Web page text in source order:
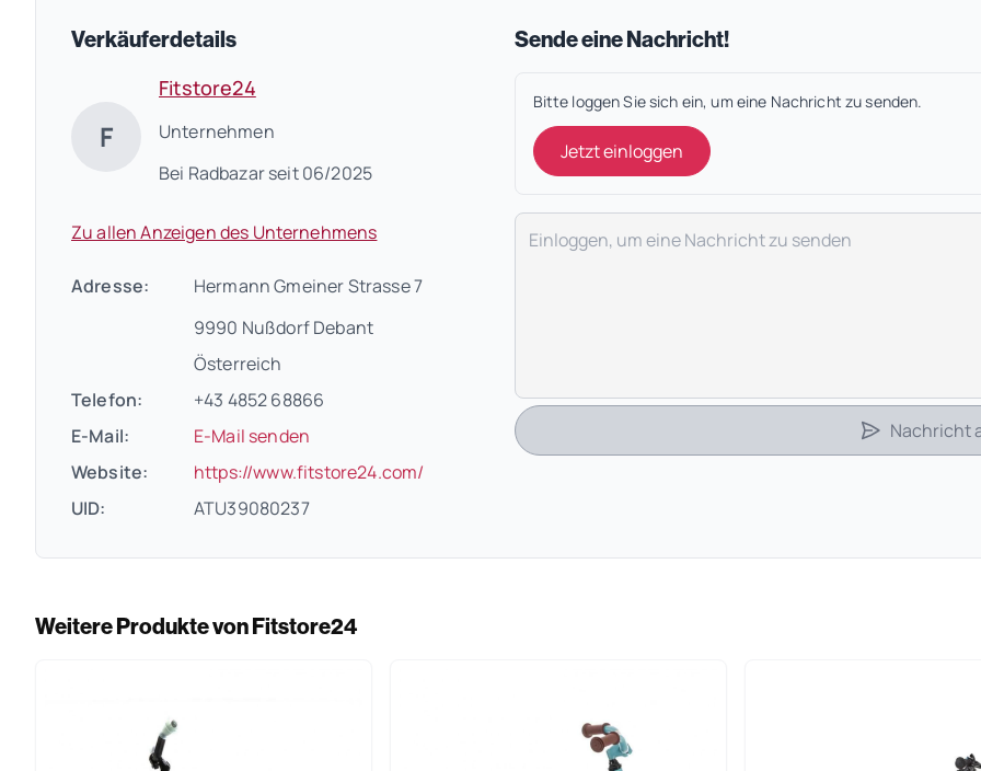
Verkäuferdetails
F
Fitstore24
Unternehmen
Bei Radbazar seit 06/2025
Zu allen Anzeigen des Unternehmens
Adresse:
Hermann Gmeiner Strasse 7
9990 Nußdorf Debant
Österreich
Telefon:
+43 4852 68866
E-Mail:
E-Mail senden
Website:
https://www.fitstore24.com/
UID:
ATU39080237
Sende eine Nachricht!
Bitte loggen Sie sich ein, um eine Nachricht zu senden.
Jetzt einloggen
Deine Nachricht
Nachricht
Weitere Produkte von Fitstore24